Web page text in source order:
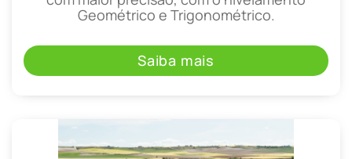
Geométrico e Trigonométrico.
Saiba mais